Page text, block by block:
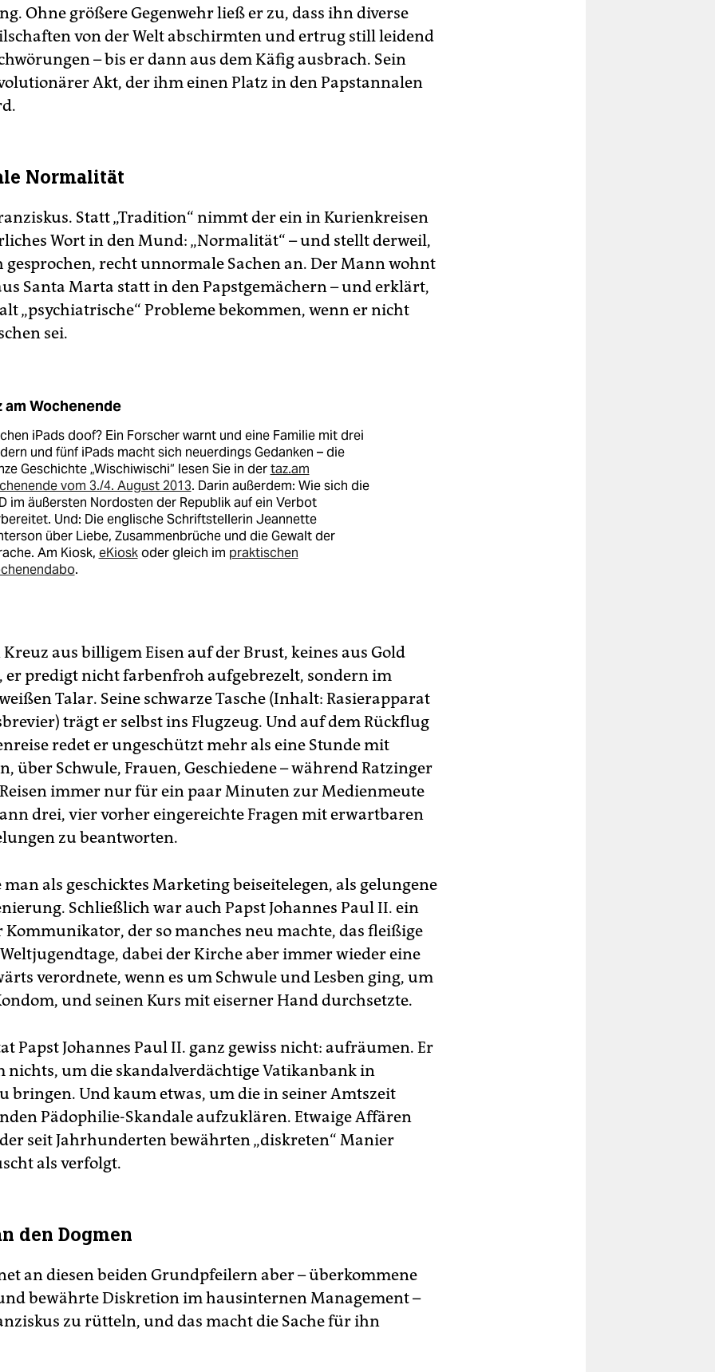
Ohne größere Gegenwehr ließ er zu, dass ihn diverse
von der Welt abschirmten und ertrug still leidend
– bis er dann aus dem Käfig ausbrach. Sein
Akt, der ihm einen Platz in den Papstannalen
Normalität
Statt „Tradition“ nimmt der ein in Kurienkreisen
Wort in den Mund: „Normalität“ – und stellt derweil,
gesprochen, recht unnormale Sachen an. Der Mann wohnt
Santa Marta statt in den Papstgemächern – und erklärt,
„psychiatrische“ Probleme bekommen, wenn er nicht
sei.
am Wochenende
iPads doof? Ein Forscher warnt und eine Familie mit drei
und fünf iPads macht sich neuerdings Gedanken – die
Geschichte „Wischiwischi“ lesen Sie in dertaz.am
vom 3./4. August 2013. Darin außerdem: Wie sich die
im äußersten Nordosten der Republik auf ein Verbot
Und: Die englische Schriftstellerin Jeannette
über Liebe, Zusammenbrüche und die Gewalt der
Am Kiosk, eKioskoder gleich im praktischen
.
aus billigem Eisen auf der Brust, keines aus Gold
er predigt nicht farbenfroh aufgebrezelt, sondern im
Talar. Seine schwarze Tasche (Inhalt: Rasierapparat
trägt er selbst ins Flugzeug. Und auf dem Rückflug
redet er ungeschützt mehr als eine Stunde mit
über Schwule, Frauen, Geschiedene – während Ratzinger
immer nur für ein paar Minuten zur Medienmeute
drei, vier vorher eingereichte Fragen mit erwartbaren
zu beantworten.
man als geschicktes Marketing beiseitelegen, als gelungene
Schließlich war auch Papst Johannes Paul II. ein
Kommunikator, der so manches neu machte, das fleißige
Weltjugendtage, dabei der Kirche aber immer wieder eine
verordnete, wenn es um Schwule und Lesben ging, um
und seinen Kurs mit eiserner Hand durchsetzte.
Papst Johannes Paul II. ganz gewiss nicht: aufräumen. Er
um die skandalverdächtige Vatikanbank in
bringen. Und kaum etwas, um die in seiner Amtszeit
Pädophilie-Skandale aufzuklären. Etwaige Affären
seit Jahrhunderten bewährten „diskreten“ Manier
als verfolgt.
den Dogmen
an diesen beiden Grundpfeilern aber – überkommene
bewährte Diskretion im hausinternen Management –
zu rütteln, und das macht die Sache für ihn